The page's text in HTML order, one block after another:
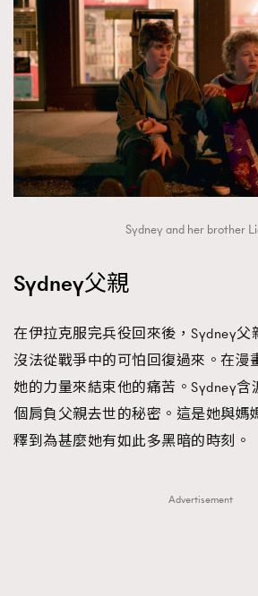
Sydney and her brother
Sydney父親
在伊拉克服完兵役回來後，Sydney
沒法從戰爭中的可怕回復過來。在漫
她的力量來結束他的痛苦。Sydney
個肩負父親去世的秘密。這是她與媽
釋到為甚麼她有如此多黑暗的時刻。
Advertisement